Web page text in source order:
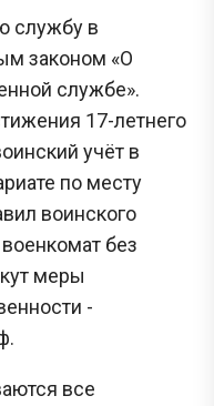
службу в
законом «О
службе».
17-летнего
учёт в
по месту
воинского
без
меры
-
все
уже прошедшими
реальных заданий не
никому не известны.